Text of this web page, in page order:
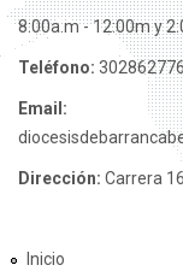
8:00a.m - 12:00m y
Teléfono:
Email:
Dirección: Carrera
Inicio